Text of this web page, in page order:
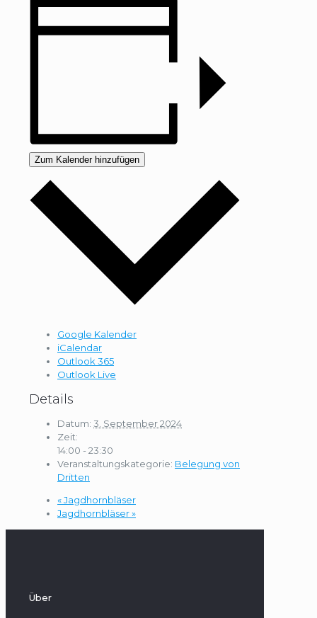
Zum Kalender hinzufügen
Google Kalender
iCalendar
Outlook 365
Outlook Live
Details
Datum: 3. September 2024
Zeit:
14:00 - 23:30
Veranstaltungskategorie: Belegung von
Dritten
«Jagdhornbläser
Jagdhornbläser»
Über